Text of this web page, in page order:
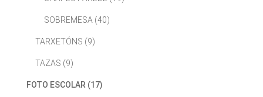
SOBREMESA (40)
TARXETÓNS (9)
TAZAS (9)
FOTO ESCOLAR (17)